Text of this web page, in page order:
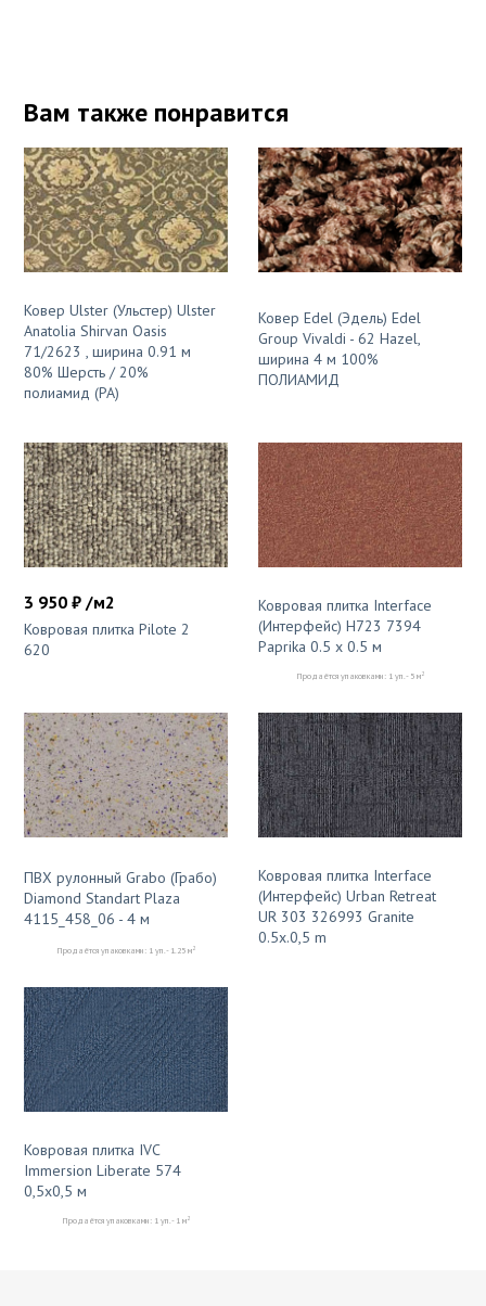
Вам также понравится
Ковер Ulster (Ульстер) Ulster
Anatolia Shirvan Oasis
71/2623 , ширина 0.91 м
80% Шерсть / 20%
полиамид (PA)
Ковер Edel (Эдель) Edel
Group Vivaldi - 62 Hazel,
ширина 4 м 100%
ПОЛИАМИД
3 950 ₽ /м2
Ковровая плитка Pilote 2
620
Ковровая плитка Interface
(Интерфейс) H723 7394
Paprika 0.5 x 0.5 м
Продаётся упаковками: 1 уп. - 5 м2
ПВХ рулонный Grabo (Грабо)
Diamond Standart Plaza
4115_458_06 - 4 м
Продаётся упаковками: 1 уп. - 1.25 м2
Ковровая плитка Interface
(Интерфейс) Urban Retreat
UR 303 326993 Granite
0.5х.0,5 m
Ковровая плитка IVC
Immersion Liberate 574
0,5х0,5 м
Продаётся упаковками: 1 уп. - 1 м2